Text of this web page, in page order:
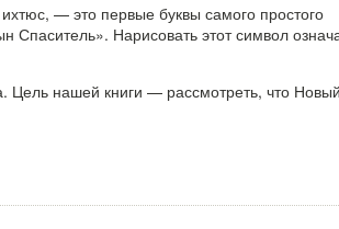
— это первые буквы самого простого
Нарисовать этот символ
Цель нашей книги — рассмотреть, что Новый